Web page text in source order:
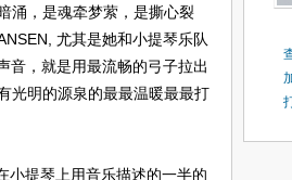
涌，是魂牵梦萦，是撕心裂
尤其是她和小提琴乐队
音，就是用最流畅的弓子拉出
光明的源泉的最最温暖最最打
小提琴 上用音乐描述的一半的